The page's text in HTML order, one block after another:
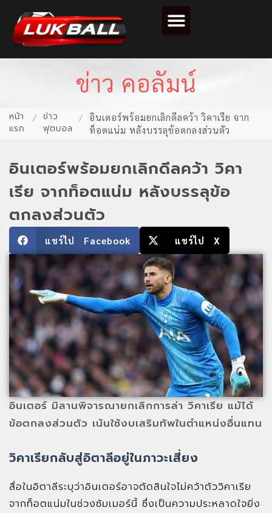
ข่าว คอลัมน์
หน้า
แรก
/ ข่าว
ฟุตบอล
/
อินเตอร์พร้อมยกเลิกดีลคว้า วิคาเรีย จาก
ท็อตแน่ม หลังบรรลุข้อตกลงส่วนตัว
อินเตอร์พร้อมยกเลิกดีลคว้า วิคา
เรีย จากท็อตแน่ม หลังบรรลุข้อ
ตกลงส่วนตัว
แชร์ไป Facebook แชร์ไป X
อินเตอร์ มิลานพิจารณายกเลิกการล่า วิคาเรีย แม้ได้
ข้อตกลงส่วนตัว เน้นใช้งบเสริมทัพในตำแหน่งอื่นแทน
วิคาเรียกลับสู่อิตาลีอยู่ในภาวะเสี่ยง
สื่อในอิตาลีระบุว่าอินเตอร์อาจตัดสินใจไม่คว้าตัววิคาเรีย
จากท็อตแน่มในช่วงซัมเมอร์นี้ ซึ่งเป็นความประหลาดใจยิ่ง